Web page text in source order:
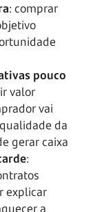
: comprar
pouco
valor
vai
da
gerar caixa
:
explicar
a